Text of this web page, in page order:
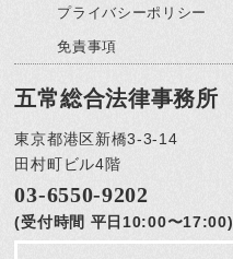
プライバシーポリシー
免責事項
五常総合法律事務所
東京都港区新橋3-3-14
田村町ビル4階
03-6550-9202
(受付時間 平日10:00〜17:00)